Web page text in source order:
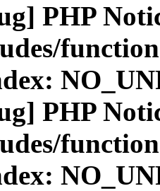
PHP
PHP